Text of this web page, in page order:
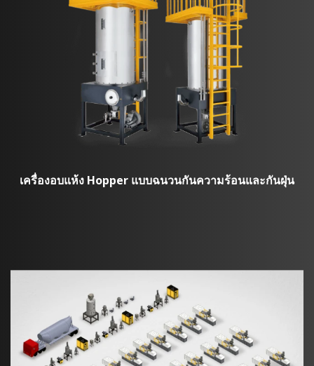
เครื่องอบแห้ง Hopper แบบฉนวนกันความร้อนและกันฝุ่น